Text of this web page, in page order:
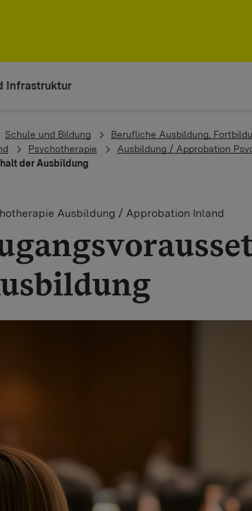
Infrastruktur
Schule und Bildung Berufliche Ausbildung,
Psychotherapie
Ausbildung / Approbation
der Ausbildung
Ausbildung / Approbation Inland